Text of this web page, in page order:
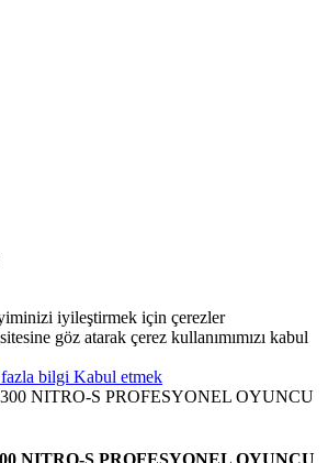
iyileştirmek için çerezler
göz atarak çerez kullanımımızı kabul
bilgi Kabul etmek